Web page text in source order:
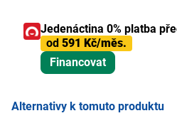
Jedenáctina 0% platba
od 591 Kč/měs.
Financovat
Alternativy k tomuto produktu